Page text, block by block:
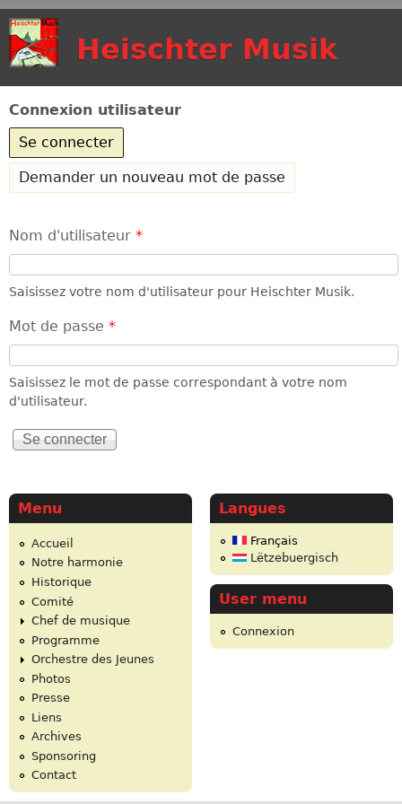
principal
Heischter Musik
Connexion utilisateur
Se connecter
Demander un nouveau mot de passe
Nom d'utilisateur *
Saisissez votre nom d'utilisateur pour Heischter Musik.
Mot de passe *
Saisissez le mot de passe correspondant à votre nom
d'utilisateur.
Menu
Accueil
Notre harmonie
Historique
Comité
Chef de musique
Programme
Orchestre des Jeunes
Photos
Presse
Liens
Archives
Sponsoring
Contact
Langues
Français
Lëtzebuergisch
User menu
Connexion